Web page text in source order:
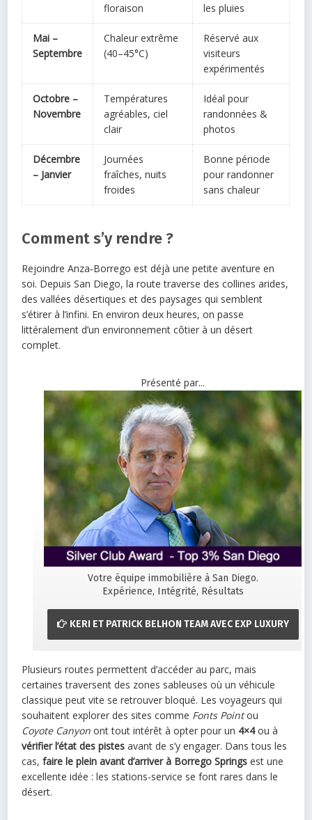
floraison
les pluies
Mai –
Septembre
Chaleur extrême
(40–45°C)
Réservé aux
visiteurs
expérimentés
Octobre –
Novembre
Températures
agréables, ciel
clair
Idéal pour
randonnées &
photos
Décembre
– Janvier
Journées
fraîches, nuits
froides
Bonne période
pour randonner
sans chaleur
Comment s’y rendre ?
Rejoindre Anza‑Borrego est déjà une petite aventure en
soi. Depuis San Diego, la route traverse des collines arides,
des vallées désertiques et des paysages qui semblent
s’étirer à l’infini. En environ deux heures, on passe
littéralement d’un environnement côtier à un désert
complet.
Présenté par...
Votre équipe immobilière à San Diego.
Expérience, Intégrité, Résultats
KERI ET PATRICK BELHON TEAM AVEC EXP LUXURY
Plusieurs routes permettent d’accéder au parc, mais
certaines traversent des zones sableuses où un véhicule
classique peut vite se retrouver bloqué. Les voyageurs qui
souhaitent explorer des sites comme Fonts Pointou
Coyote Canyon ont tout intérêt à opter pour un 4×4ou à
vérifier l’état des pistes avant de s’y engager. Dans tous les
cas,faire le plein avant d’arriver à Borrego Springs est une
excellente idée : les stations-service se font rares dans le
désert.